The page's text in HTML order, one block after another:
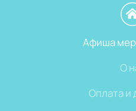
Афиша
О
Оплата и